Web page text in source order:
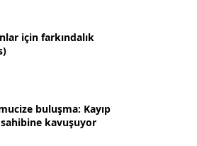
için farkındalık
buluşma: Kayıp
kavuşuyor